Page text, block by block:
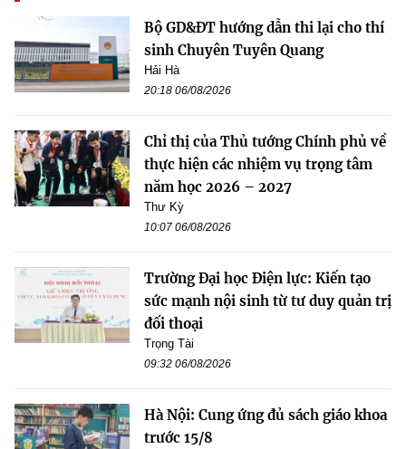
Bộ GD&ĐT hướng dẫn thi lại cho thí
sinh Chuyên Tuyên Quang
Hải Hà
20:18 06/08/2026
Chỉ thị của Thủ tướng Chính phủ về
thực hiện các nhiệm vụ trọng tâm
năm học 2026 – 2027
Thư Kỳ
10:07 06/08/2026
Trường Đại học Điện lực: Kiến tạo
sức mạnh nội sinh từ tư duy quản trị
đối thoại
Trọng Tài
09:32 06/08/2026
Hà Nội: Cung ứng đủ sách giáo khoa
trước 15/8